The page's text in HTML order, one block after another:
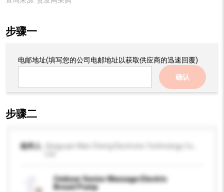
步骤一
电邮地址(填写您的公司电邮地址以获取供应商的迅速回覆)
确认
步骤二
收件人
Cmbear Senior Massage Electric
Breast Pump